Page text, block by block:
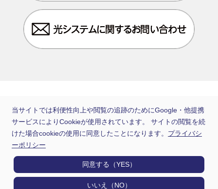
当サイトでは利便性向上や閲覧の追跡のためにGoogle・他提携
サービスによりCookieが使用されています。 サイトの閲覧を続
けた場合cookieの使用に同意したことになります。 プライバシ
ーポリシー
いいえ（NO）
同意する（YES）
日通電は住友電工グループの一員です